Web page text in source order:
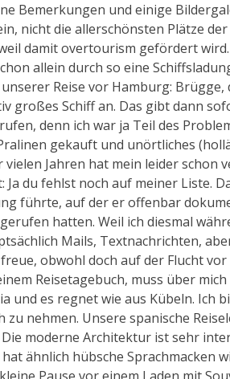
Bemerkungen und einige
nicht die allerschönsten Plätze
damit overtourism gefördert
allein durch so eine
Reise vor Hamburg:
großes Schiff an. Das gibt dann
denn ich war ja Teil des
gekauft und unörtliches
vielen Jahren hat mein leider schon
Ja du fehlst noch auf meiner Liste.
führte, auf der er offenbar
hatten. Weil ich diesmal
Mails, Textnachrichten,
obwohl doch auf der Flucht
Reisetagebuch, muss über
und es regnet wie aus Kübeln. Ich
zu nehmen. Unsere spanische
moderne Architektur ist sehr
ähnlich hübsche Sprachmacken